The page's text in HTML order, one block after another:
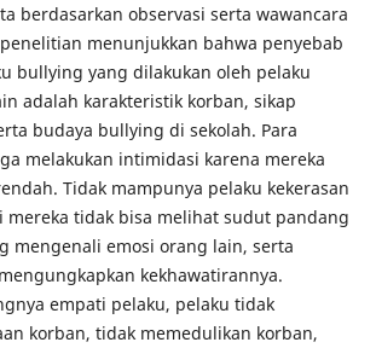
berdasarkan observasi serta wawancara
menunjukkan bahwa penyebab
bullying yang dilakukan oleh pelaku
adalah karakteristik korban, sikap
budaya bullying di sekolah. Para
melakukan intimidasi karena mereka
Tidak mampunya pelaku kekerasan
tidak bisa melihat sudut pandang
mengenali emosi orang lain, serta
kekhawatirannya.
empati pelaku, pelaku tidak
korban, tidak memedulikan korban,